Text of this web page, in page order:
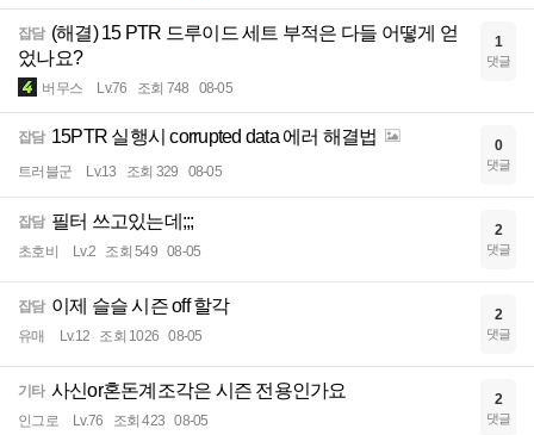
잡담 (해결) 15 PTR 드루이드 세트 부적은 다들 어떻게 얻
었나요?
버무스 Lv.76 조회 748 08-05
1
댓글
잡담 15PTR 실행시 corrupted data 에러 해결법
트러블군 Lv.13 조회 329 08-05
0
댓글
잡담 필터 쓰고있는데;;;
초호비 Lv.2 조회 549 08-05
2
댓글
잡담 이제 슬슬 시즌 off 할각
유매 Lv.12 조회 1026 08-05
2
댓글
기타 사신or혼돈계조각은 시즌 전용인가요
인그로 Lv.76 조회 423 08-05
2
댓글